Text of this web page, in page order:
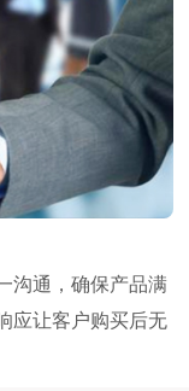
沟通，确保产品满
应让客户购买后无